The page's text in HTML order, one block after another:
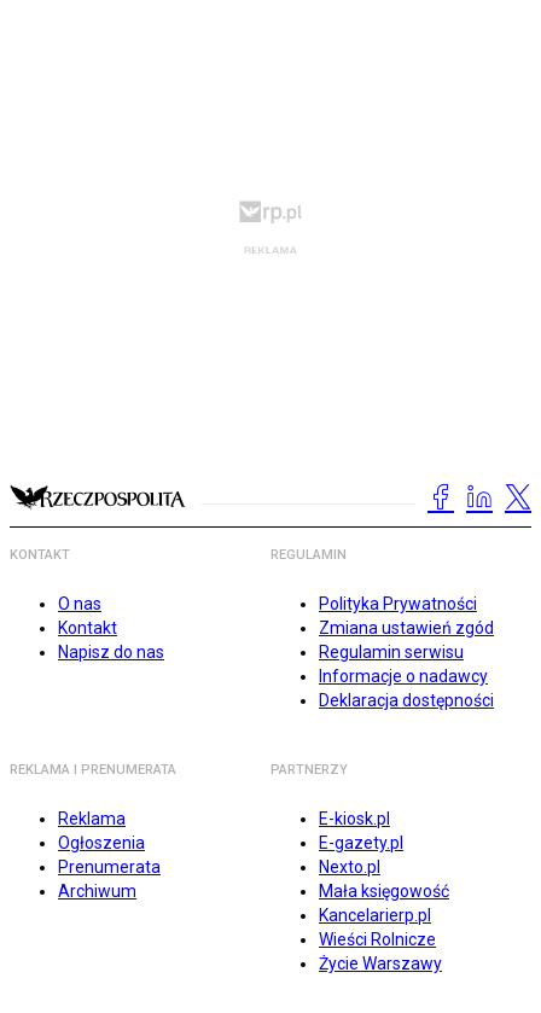
KONTAKT
O nas
Kontakt
Napisz do nas
REGULAMIN
Polityka Prywatności
Zmiana ustawień zgód
Regulamin serwisu
Informacje o nadawcy
Deklaracja dostępności
REKLAMA I PRENUMERATA
Reklama
Ogłoszenia
Prenumerata
Archiwum
PARTNERZY
E-kiosk.pl
E-gazety.pl
Nexto.pl
Mała księgowość
Kancelarierp.pl
Wieści Rolnicze
Życie Warszawy